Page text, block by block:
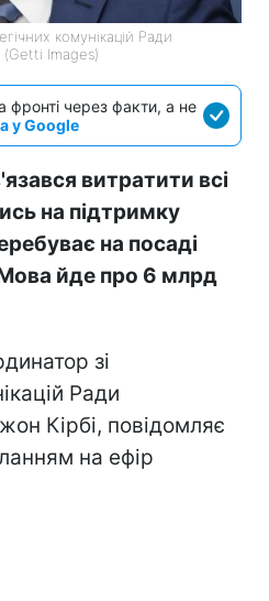
комунікацій Ради
Images)
фронті через факти, а не
у Google
витратити всі
на підтримку
на посаді
йде про 6 млрд
зі
Ради
Кірбі, повідомляє
на ефір